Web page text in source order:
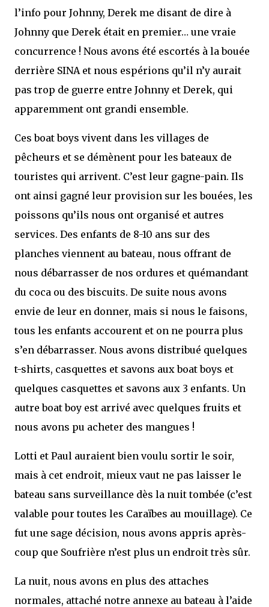
l’info pour Johnny, Derek me disant de dire à
Johnny que Derek était en premier… une vraie
concurrence ! Nous avons été escortés à la bouée
derrière SINA et nous espérions qu’il n’y aurait
pas trop de guerre entre Johnny et Derek, qui
apparemment ont grandi ensemble.
Ces boat boys vivent dans les villages de
pêcheurs et se démènent pour les bateaux de
touristes qui arrivent. C’est leur gagne-pain. Ils
ont ainsi gagné leur provision sur les bouées, les
poissons qu’ils nous ont organisé et autres
services. Des enfants de 8-10 ans sur des
planches viennent au bateau, nous offrant de
nous débarrasser de nos ordures et quémandant
du coca ou des biscuits. De suite nous avons
envie de leur en donner, mais si nous le faisons,
tous les enfants accourent et on ne pourra plus
s’en débarrasser. Nous avons distribué quelques
t-shirts, casquettes et savons aux boat boys et
quelques casquettes et savons aux 3 enfants. Un
autre boat boy est arrivé avec quelques fruits et
nous avons pu acheter des mangues !
Lotti et Paul auraient bien voulu sortir le soir,
mais à cet endroit, mieux vaut ne pas laisser le
bateau sans surveillance dès la nuit tombée (c’est
valable pour toutes les Caraïbes au mouillage). Ce
fut une sage décision, nous avons appris après-
coup que Soufrière n’est plus un endroit très sûr.
La nuit, nous avons en plus des attaches
normales, attaché notre annexe au bateau à l’aide